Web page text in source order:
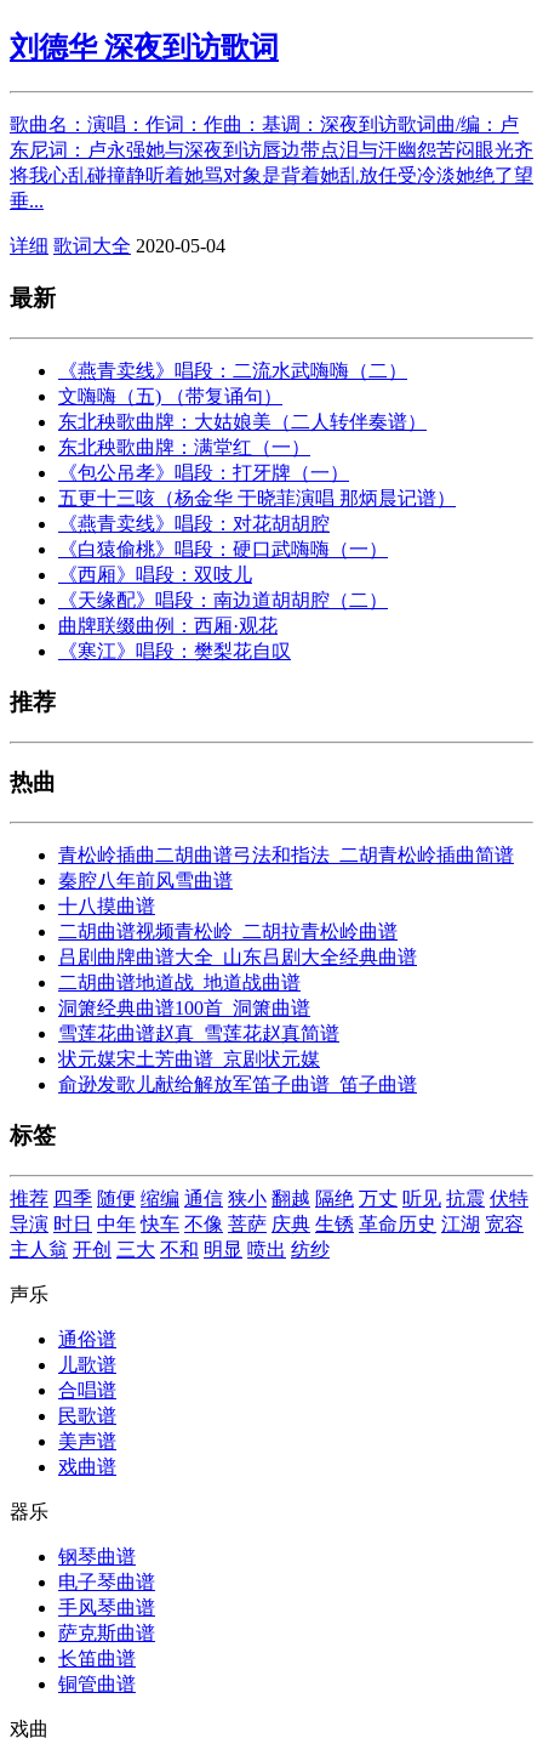
刘德华 深夜到访歌词
歌曲名：演唱：作词：作曲：基调：深夜到访歌词曲/编：卢
东尼词：卢永强她与深夜到访唇边带点泪与汗幽怨苦闷眼光齐
将我心乱碰撞静听着她骂对象是背着她乱放任受冷淡她绝了望
垂...
详细 歌词大全 2020-05-04
最新
《燕青卖线》唱段：二流水武嗨嗨（二）
文嗨嗨（五) （带复诵句）
东北秧歌曲牌：大姑娘美（二人转伴奏谱）
东北秧歌曲牌：满堂红（一）
《包公吊孝》唱段：打牙牌（一）
五更十三咳（杨金华 于晓菲演唱 那炳晨记谱）
《燕青卖线》唱段：对花胡胡腔
《白猿偷桃》唱段：硬口武嗨嗨（一）
《西厢》唱段：双吱儿
《天缘配》唱段：南边道胡胡腔（二）
曲牌联缀曲例：西厢·观花
《寒江》唱段：樊梨花自叹
推荐
热曲
青松岭插曲二胡曲谱弓法和指法_二胡青松岭插曲简谱
秦腔八年前风雪曲谱
十八摸曲谱
二胡曲谱视频青松岭_二胡拉青松岭曲谱
吕剧曲牌曲谱大全_山东吕剧大全经典曲谱
二胡曲谱地道战_地道战曲谱
洞箫经典曲谱100首_洞箫曲谱
雪莲花曲谱赵真_雪莲花赵真简谱
状元媒宋土芳曲谱_京剧状元媒
俞逊发歌儿献给解放军笛子曲谱_笛子曲谱
标签
推荐 四季 随便 缩编 通信 狭小 翻越 隔绝 万丈 听见 抗震 伏特
导演 时日 中年 快车 不像 菩萨 庆典 生锈 革命历史 江湖 宽容
主人翁 开创 三大 不和 明显 喷出 纺纱
声乐
通俗谱
儿歌谱
合唱谱
民歌谱
美声谱
戏曲谱
器乐
钢琴曲谱
电子琴曲谱
手风琴曲谱
萨克斯曲谱
长笛曲谱
铜管曲谱
戏曲